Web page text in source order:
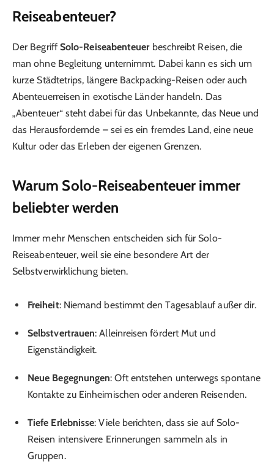
Reiseabenteuer?
Der Begriff Solo-Reiseabenteuerbeschreibt Reisen, die
man ohne Begleitung unternimmt. Dabei kann es sich um
kurze Städtetrips, längere Backpacking-Reisen oder auch
Abenteuerreisen in exotische Länder handeln. Das
„Abenteuer“ steht dabei für das Unbekannte, das Neue und
das Herausfordernde – sei es ein fremdes Land, eine neue
Kultur oder das Erleben der eigenen Grenzen.
Warum Solo-Reiseabenteuer immer
beliebter werden
Immer mehr Menschen entscheiden sich für Solo-
Reiseabenteuer, weil sie eine besondere Art der
Selbstverwirklichung bieten.
Freiheit: Niemand bestimmt den Tagesablauf außer dir.
Selbstvertrauen: Alleinreisen fördert Mut und
Eigenständigkeit.
Neue Begegnungen: Oft entstehen unterwegs spontane
Kontakte zu Einheimischen oder anderen Reisenden.
Tiefe Erlebnisse: Viele berichten, dass sie auf Solo-
Reisen intensivere Erinnerungen sammeln als in
Gruppen.